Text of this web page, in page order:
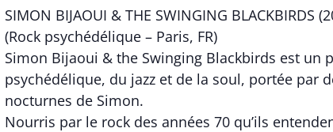
SIMON BIJAOUI & THE SWINGING BLACKBIRDS
(Rock psychédélique – Paris, FR)
Simon Bijaoui & the Swinging Blackbirds est
psychédélique, du jazz et de la soul, portée par
nocturnes de Simon.
Nourris par le rock des années 70 qu’ils